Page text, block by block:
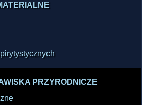
PRZYRODNICZE